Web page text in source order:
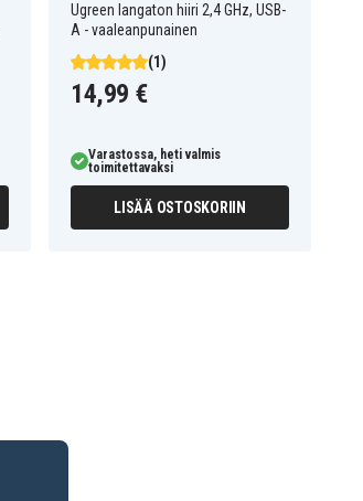
Ugreen langaton hiiri 2,4 GHz, USB-
A - vaaleanpunainen
(1)
14,99 €
Varastossa, heti valmis
toimitettavaksi
LISÄÄ OSTOSKORIIN